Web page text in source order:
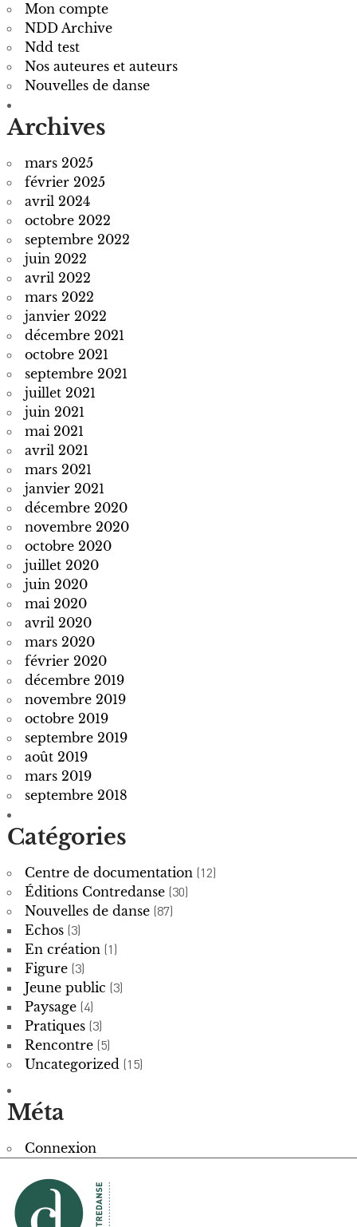
Mon compte
NDD Archive
Ndd test
Nos auteures et auteurs
Nouvelles de danse
Archives
mars 2025
février 2025
avril 2024
octobre 2022
septembre 2022
juin 2022
avril 2022
mars 2022
janvier 2022
décembre 2021
octobre 2021
septembre 2021
juillet 2021
juin 2021
mai 2021
avril 2021
mars 2021
janvier 2021
décembre 2020
novembre 2020
octobre 2020
juillet 2020
juin 2020
mai 2020
avril 2020
mars 2020
février 2020
décembre 2019
novembre 2019
octobre 2019
septembre 2019
août 2019
mars 2019
septembre 2018
Catégories
Centre de documentation (12)
Éditions Contredanse (30)
Nouvelles de danse (87)
Echos (3)
En création (1)
Figure (3)
Jeune public (3)
Paysage (4)
Pratiques (3)
Rencontre (5)
Uncategorized (15)
Méta
Connexion